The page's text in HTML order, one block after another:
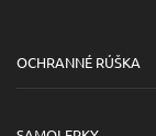
OCHRANNÉ RÚŠKA